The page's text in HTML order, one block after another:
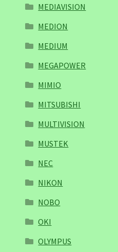
MEDIAVISION
MEDION
MEDIUM
MEGAPOWER
MIMIO
MITSUBISHI
MULTIVISION
MUSTEK
NEC
NIKON
NOBO
OKI
OLYMPUS